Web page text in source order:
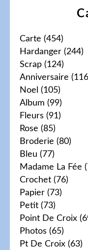
Carte (454)
Hardanger (244)
Scrap (124)
Anniversaire
Noel (105)
Album (99)
Fleurs (91)
Rose (85)
Broderie (80)
Bleu (77)
Madame La Fée
Crochet (76)
Papier (73)
Petit (73)
Point De Croix
Photos (65)
Pt De Croix (63)